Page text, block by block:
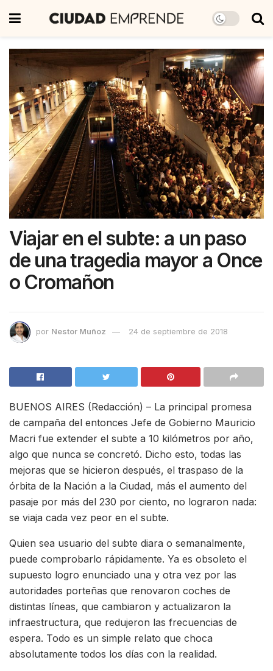
Viajar en el subte: a un paso
de una tragedia mayor a Once
o Cromañon
por Nestor Muñoz 24 de septiembre de 2018
BUENOS AIRES (Redacción) – La principal promesa
de campaña del entonces Jefe de Gobierno Mauricio
Macri fue extender el subte a 10 kilómetros por año,
algo que nunca se concretó. Dicho esto, todas las
mejoras que se hicieron después, el traspaso de la
órbita de la Nación a la Ciudad, más el aumento del
pasaje por más del 230 por ciento, no lograron nada:
se viaja cada vez peor en el subte.
Quien sea usuario del subte diara o semanalmente,
puede comprobarlo rápidamente. Ya es obsoleto el
supuesto logro enunciado una y otra vez por las
autoridades porteñas que renovaron coches de
distintas líneas, que cambiaron y actualizaron la
infraestructura, que redujeron las frecuencias de
espera. Todo es un simple relato que choca
absolutamente todos los días con la realidad.